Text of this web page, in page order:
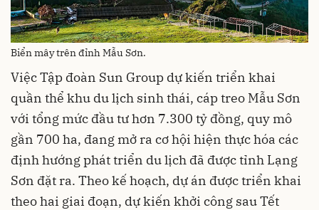
Biển mây trên đỉnh Mẫu Sơn.
Việc Tập đoàn Sun Group dự kiến triển khai
quần thể khu du lịch sinh thái, cáp treo Mẫu Sơn
với tổng mức đầu tư hơn 7.300 tỷ đồng, quy mô
gần 700 ha, đang mở ra cơ hội hiện thực hóa các
định hướng phát triển du lịch đã được tỉnh Lạng
Sơn đặt ra. Theo kế hoạch, dự án được triển khai
theo hai giai đoạn, dự kiến khởi công sau Tết